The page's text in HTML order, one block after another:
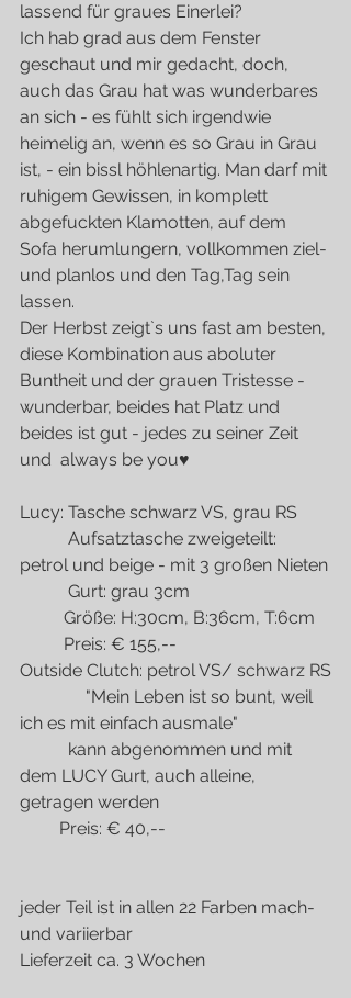
lassend für graues Einerlei?
Ich hab grad aus dem Fenster
geschaut und mir gedacht, doch,
auch das Grau hat was wunderbares
an sich - es fühlt sich irgendwie
heimelig an, wenn es so Grau in Grau
ist, - ein bissl höhlenartig. Man darf mit
ruhigem Gewissen, in komplett
abgefuckten Klamotten, auf dem
Sofa herumlungern, vollkommen ziel-
und planlos und den Tag,Tag sein
lassen.
Der Herbst zeigt`s uns fast am besten,
diese Kombination aus aboluter
Buntheit und der grauen Tristesse -
wunderbar, beides hat Platz und
beides ist gut - jedes zu seiner Zeit
und  always be you♥
Lucy: Tasche schwarz VS, grau RS
petrol und beige - mit 3 großen Nieten
           Gurt: grau 3cm
          Größe: H:30cm, B:36cm, T:6cm
          Preis: € 155,--
Outside Clutch: petrol VS/ schwarz RS
ich es mit einfach ausmale"
dem LUCY Gurt, auch alleine,
getragen werden
         Preis: € 40,--
jeder Teil ist in allen 22 Farben mach-
und variierbar
Lieferzeit ca. 3 Wochen